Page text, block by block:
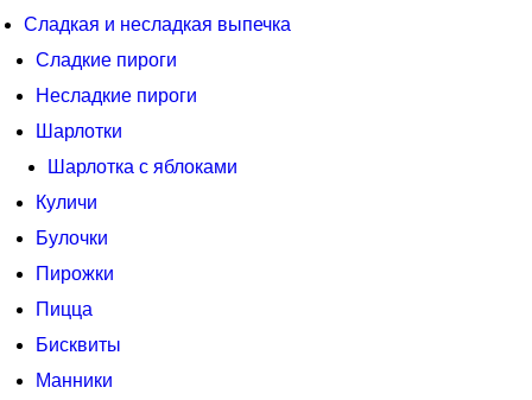
Сладкая и несладкая выпечка
Сладкие пироги
Несладкие пироги
Шарлотки
Шарлотка с яблоками
Куличи
Булочки
Пирожки
Пицца
Бисквиты
Манники